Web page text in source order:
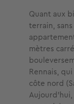
Quant aux
terrain,
mètres
Rennais,
côte nord